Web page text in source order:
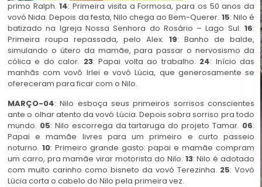
primo Ralph.14: Primeira visita a Formosa, para os 50 anos da
vovó Nida. Depois da festa, Nilo chega ao Bem-Querer. 15: Nilo é
batizado na Igreja Nossa Senhora do Rosário – Lago Sul. 16:
Primeira roupa repassada, pelo Alex. 19: Banho de balde,
simulando o útero da mamãe, para passar o nervosismo da
cólica e do calor. 23: Papai volta ao trabalho. 24: Início das
manhãs com vovô Irlei e vovó Lúcia, que generosamente se
ofereceram para ficar com o Nilo.
MARÇO-04: Nilo esboça seus primeiros sorrisos conscientes
ante o olhar atento da vovó Lúcia. Depois sobra sorriso pra todo
mundo. 05: Nilo escorrega da tartaruga do projeto Tamar. 06:
Papai e mamãe livres para um primeiro e curto passeio
noturno. 10: Primeiro grande gasto: papai e mamãe compram
um carro, pra mamãe virar motorista do Nilo. 13: Nilo é adotado
com muito carinho como bisneto da vovó Terezinha. 25: Vovó
Lúcia corta o cabelo do Nilo pela primeira vez.